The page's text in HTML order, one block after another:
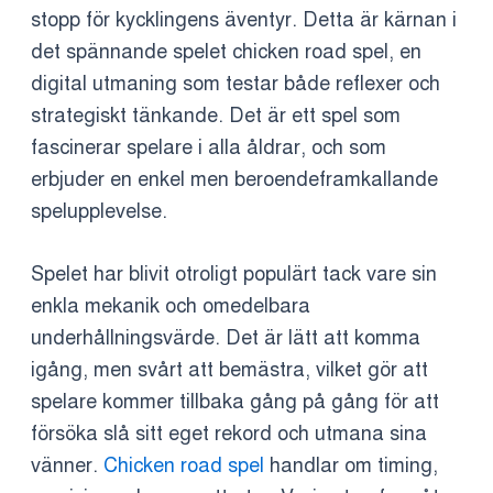
stopp för kycklingens äventyr. Detta är kärnan i
det spännande spelet chicken road spel, en
digital utmaning som testar både reflexer och
strategiskt tänkande. Det är ett spel som
fascinerar spelare i alla åldrar, och som
erbjuder en enkel men beroendeframkallande
spelupplevelse.
Spelet har blivit otroligt populärt tack vare sin
enkla mekanik och omedelbara
underhållningsvärde. Det är lätt att komma
igång, men svårt att bemästra, vilket gör att
spelare kommer tillbaka gång på gång för att
försöka slå sitt eget rekord och utmana sina
vänner. Chicken road spel handlar om timing,